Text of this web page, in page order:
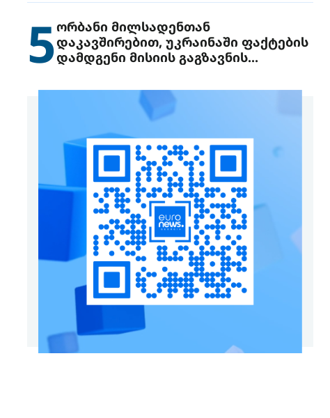
5ორბანი მილსადენთან
დაკავშირებით, უკრაინაში ფაქტების
დამდგენი მისიის გაგზავნის